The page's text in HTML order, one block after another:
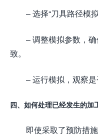
– 选择“刀具路径模拟
– 调整模拟参数，
致。
– 运行模拟，观察是
四、如何处理已经发生的加
即使采取了预防措